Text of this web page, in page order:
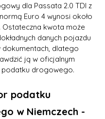
dla Passata 2.0 TDI z
Euro 4 wynosi około
Ostateczna kwota może
danych pojazdu
dokumentach, dlatego
ją w oficjalnym
podatku drogowego.
podatku
w Niemczech -